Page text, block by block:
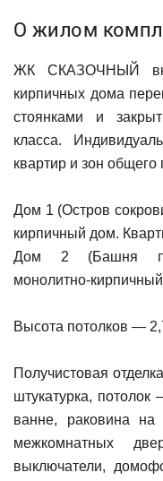
О жилом
ЖК СКАЗОЧНЫЙ
кирпичных дома
стоянками и
класса.
квартир и зон общего
Дом 1 (Остров
кирпичный дом.
Дом 2 (Башня
монолитно-
Высота потолков —
Получистовая
штукатурка, потолок
ванне, раковина на
межкомнатных
выключатели,